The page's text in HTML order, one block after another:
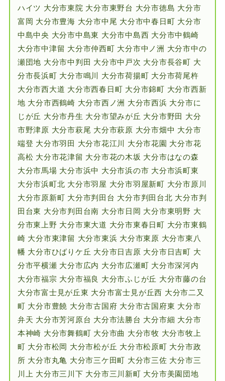
ハイツ 大分市東院 大分市東野台 大分市徳島 大分市
富岡 大分市豊海 大分市中尾 大分市中春日町 大分市
中島中央 大分市中島東 大分市中島西 大分市中鶴崎
大分市中津留 大分市仲西町 大分市中ノ洲 大分市中の
瀬団地 大分市中判田 大分市中戸次 大分市長谷町 大
分市長浜町 大分市鳴川 大分市荷揚町 大分市荷尾杵
大分市西大道 大分市西春日町 大分市錦町 大分市西新
地 大分市西鶴崎 大分市西ノ洲 大分市西浜 大分市に
じが丘 大分市丹生 大分市望みが丘 大分市野田 大分
市野津原 大分市萩尾 大分市萩原 大分市畑中 大分市
端登 大分市羽田 大分市花江川 大分市花園 大分市花
高松 大分市花津留 大分市花の木坂 大分市はなの森
大分市馬場 大分市浜中 大分市浜の市 大分市浜町東
大分市浜町北 大分市羽屋 大分市羽屋新町 大分市原川
大分市原新町 大分市判田台 大分市判田台北 大分市判
田台東 大分市判田台南 大分市日岡 大分市東明野 大
分市東上野 大分市東大道 大分市東春日町 大分市東鶴
崎 大分市東津留 大分市東浜 大分市東原 大分市東八
幡 大分市ひばりケ丘 大分市日吉原 大分市日吉町 大
分市平横瀬 大分市広内 大分市広瀬町 大分市深河内
大分市福宗 大分市福良 大分市ふじが丘 大分市藤の台
大分市富士見が丘東 大分市富士見が丘西 大分市二又
町 大分市豊饒 大分市古国府 大分市古国府東 大分市
弁天 大分市芳河原台 大分市法勝台 大分市細 大分市
本神崎 大分市舞鶴町 大分市曲 大分市牧 大分市牧上
町 大分市松岡 大分市松が丘 大分市松原町 大分市政
所 大分市丸亀 大分市三ケ田町 大分市三佐 大分市三
川上 大分市三川下 大分市三川新町 大分市美園団地